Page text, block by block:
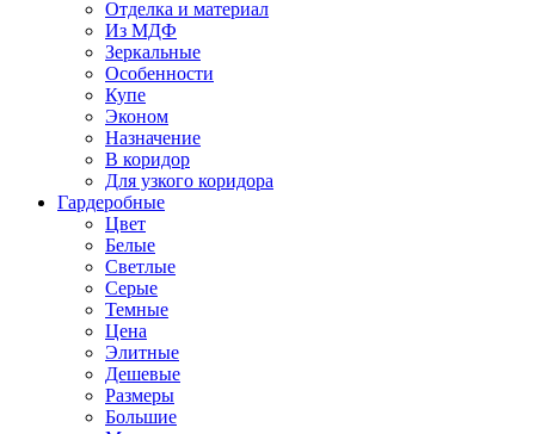
Отделка и материал
Из МДФ
Зеркальные
Особенности
Купе
Эконом
Назначение
В коридор
Для узкого коридора
Гардеробные
Цвет
Белые
Светлые
Серые
Темные
Цена
Элитные
Дешевые
Размеры
Большие